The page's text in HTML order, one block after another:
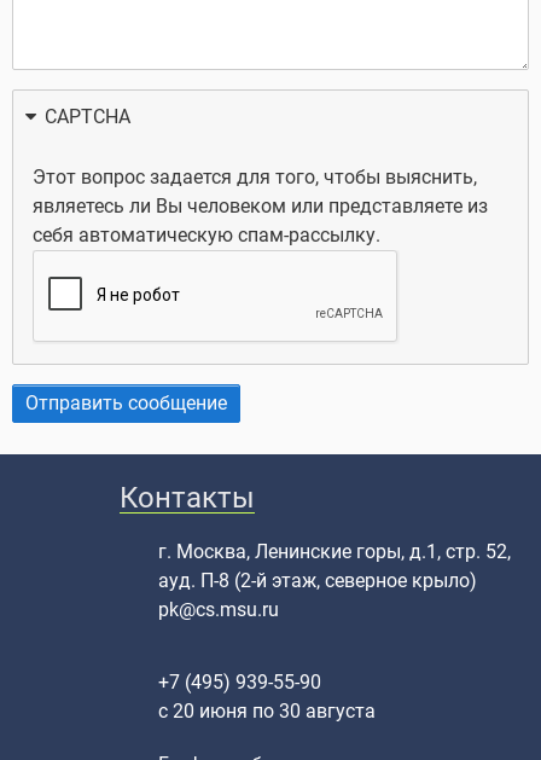
CAPTCHA
Этот вопрос задается для того, чтобы выяснить,
являетесь ли Вы человеком или представляете из
себя автоматическую спам-рассылку.
Контакты
г. Москва, Ленинские горы, д.1, стр. 52,
ауд. П-8 (2-й этаж, северное крыло)
pk@cs.msu.ru
+7 (495) 939-55-90
c 20 июня по 30 августа